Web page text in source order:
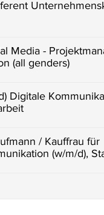
Media -
(all genders)
Digitale
/ Kauffrau für
(w/m/d),